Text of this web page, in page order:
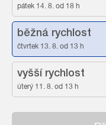
pátek 14. 8. od 18 h
běžná rychlost
čtvrtek 13. 8. od 13 h
vyšší rychlost
úterý 11. 8. od 13 h